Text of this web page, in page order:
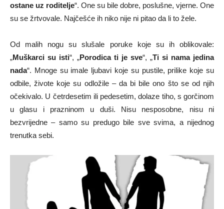
ostane uz roditelje“. One su bile dobre, poslušne, vjerne. One
su se žrtvovale. Najčešće ih niko nije ni pitao da li to žele.
Od malih nogu su slušale poruke koje su ih oblikovale:
„Muškarci su isti“, „Porodica ti je sve“, „Ti si nama jedina
nada“. Mnoge su imale ljubavi koje su pustile, prilike koje su
odbile, živote koje su odložile – da bi bile ono što se od njih
očekivalo. U četrdesetim ili pedesetim, dolaze tiho, s gorčinom
u glasu i prazninom u duši. Nisu nesposobne, nisu ni
bezvrijedne – samo su predugo bile sve svima, a nijednog
trenutka sebi.